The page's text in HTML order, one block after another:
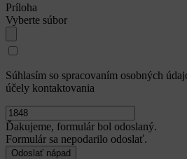
Príloha
Vyberte súbor
Súhlasím so spracovaním osobných
účely kontaktovania
Ďakujeme, formulár bol odoslaný.
Formulár sa nepodarilo odoslať.